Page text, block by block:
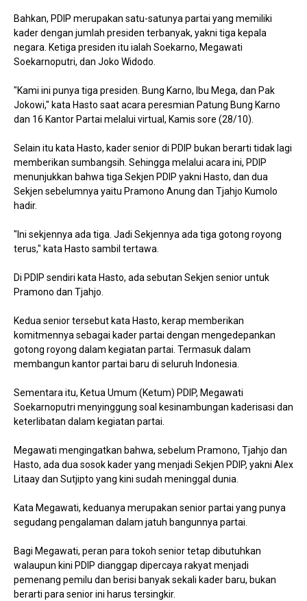
Bahkan, PDIP merupakan satu-satunya partai yang memiliki
kader dengan jumlah presiden terbanyak, yakni tiga kepala
negara. Ketiga presiden itu ialah Soekarno, Megawati
Soekarnoputri, dan Joko Widodo.
"Kami ini punya tiga presiden. Bung Karno, Ibu Mega, dan Pak
Jokowi," kata Hasto saat acara peresmian Patung Bung Karno
dan 16 Kantor Partai melalui virtual, Kamis sore (28/10).
Selain itu kata Hasto, kader senior di PDIP bukan berarti tidak lagi
memberikan sumbangsih. Sehingga melalui acara ini, PDIP
menunjukkan bahwa tiga Sekjen PDIP yakni Hasto, dan dua
Sekjen sebelumnya yaitu Pramono Anung dan Tjahjo Kumolo
hadir.
"Ini sekjennya ada tiga. Jadi Sekjennya ada tiga gotong royong
terus," kata Hasto sambil tertawa.
Di PDIP sendiri kata Hasto, ada sebutan Sekjen senior untuk
Pramono dan Tjahjo.
Kedua senior tersebut kata Hasto, kerap memberikan
komitmennya sebagai kader partai dengan mengedepankan
gotong royong dalam kegiatan partai. Termasuk dalam
membangun kantor partai baru di seluruh Indonesia.
Sementara itu, Ketua Umum (Ketum) PDIP, Megawati
Soekarnoputri menyinggung soal kesinambungan kaderisasi dan
keterlibatan dalam kegiatan partai.
Megawati mengingatkan bahwa, sebelum Pramono, Tjahjo dan
Hasto, ada dua sosok kader yang menjadi Sekjen PDIP, yakni Alex
Litaay dan Sutjipto yang kini sudah meninggal dunia.
Kata Megawati, keduanya merupakan senior partai yang punya
segudang pengalaman dalam jatuh bangunnya partai.
Bagi Megawati, peran para tokoh senior tetap dibutuhkan
walaupun kini PDIP dianggap dipercaya rakyat menjadi
pemenang pemilu dan berisi banyak sekali kader baru, bukan
berarti para senior ini harus tersingkir.